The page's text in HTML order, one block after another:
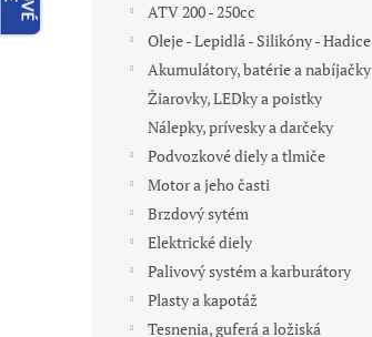
ATV 200 - 250cc
Oleje - Lepidlá - Silikóny - Hadice
Akumulátory, batérie a nabíjačky
Žiarovky, LEDky a poistky
Nálepky, prívesky a darčeky
Podvozkové diely a tlmiče
Motor a jeho časti
Brzdový sytém
Elektrické diely
Palivový systém a karburátory
Plasty a kapotáž
Tesnenia, guferá a ložiská